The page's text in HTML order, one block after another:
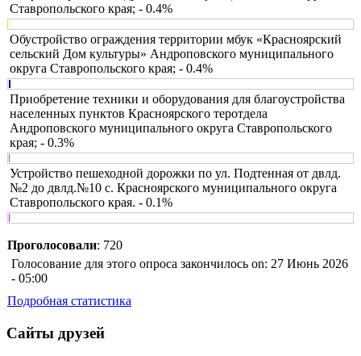
Ставропольского края; - 0.4%
Обустройство ограждения территории мбук «Красноярский
сельский Дом культуры» Андроповского муниципального
округа Ставропольского края; - 0.4%
Приобретение техники и оборудования для благоустройства
населенных пунктов Красноярского теротдела
Андроповского муниципального округа Ставропольского
края; - 0.3%
Устройство пешеходной дорожки по ул. Подтенная от двлд.
№2 до двлд.№10 с. Красноярского муниципального округа
Ставропольского края. - 0.1%
Проголосовали: 720
Голосование для этого опроса закончилось on: 27 Июнь 2026
- 05:00
Подробная статистика
Сайты друзей